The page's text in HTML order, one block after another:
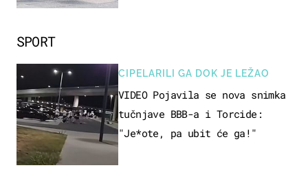
SPORT
CIPELARILI GA DOK JE LEŽAO
VIDEO Pojavila se nova snimka
tučnjave BBB-a i Torcide:
"Je*ote, pa ubit će ga!"